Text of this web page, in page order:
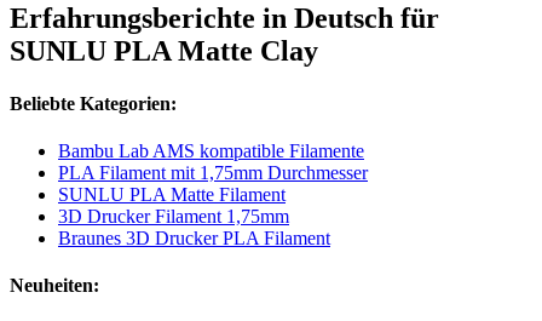
Erfahrungsberichte in Deutsch für
SUNLU PLA Matte Clay
Beliebte Kategorien:
Bambu Lab AMS kompatible Filamente
PLA Filament mit 1,75mm Durchmesser
SUNLU PLA Matte Filament
3D Drucker Filament 1,75mm
Braunes 3D Drucker PLA Filament
Neuheiten: